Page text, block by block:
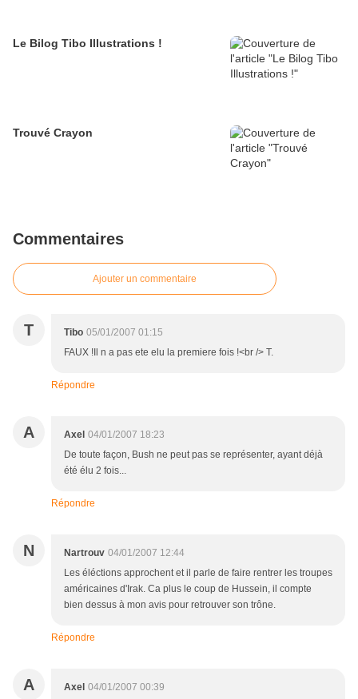
Le Bilog Tibo Illustrations !
Trouvé Crayon
Commentaires
Ajouter un commentaire
T Tibo 05/01/2007 01:15
FAUX !Il n a pas ete elu la premiere fois !<br /> T.
Répondre
A Axel 04/01/2007 18:23
De toute façon, Bush ne peut pas se représenter, ayant déjà
été élu 2 fois...
Répondre
N Nartrouv 04/01/2007 12:44
Les éléctions approchent et il parle de faire rentrer les troupes
américaines d'Irak. Ca plus le coup de Hussein, il compte
bien dessus à mon avis pour retrouver son trône.
Répondre
A Axel 04/01/2007 00:39